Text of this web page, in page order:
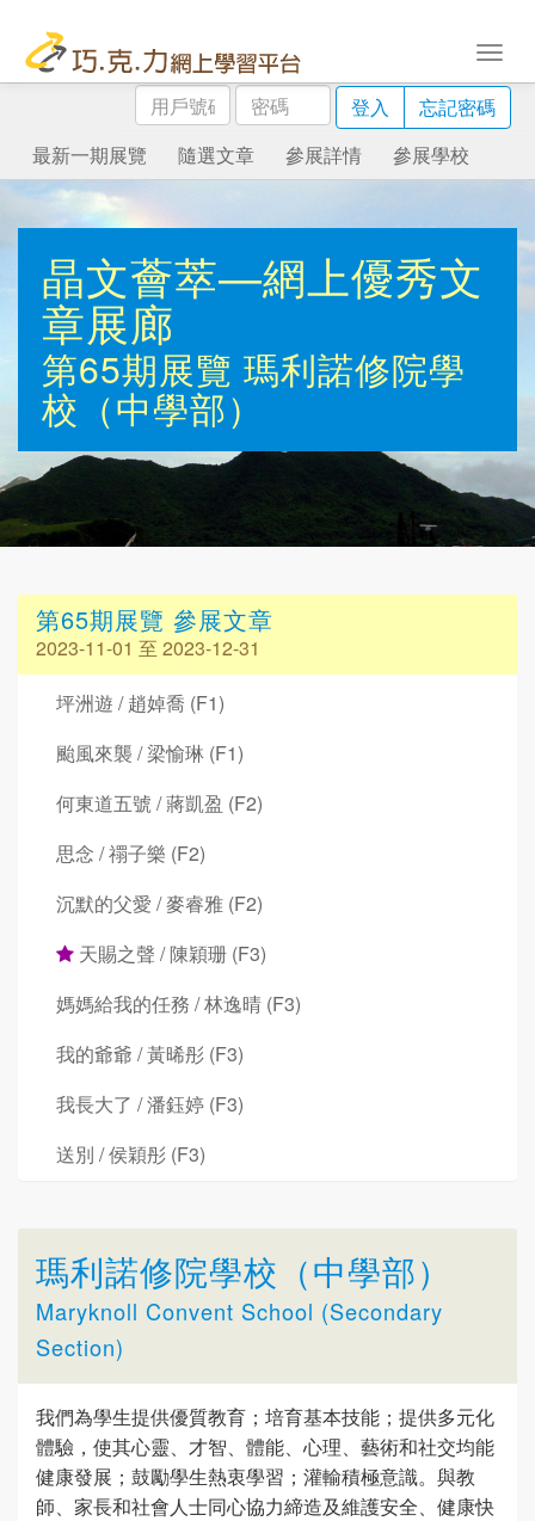
用
戶
號
碼
密
碼
登入
忘記密碼
最新一期展覽
隨選文章 參展詳情 參展學校
晶文薈萃—網上優秀文
章展廊
第65期展覽 瑪利諾修院學
校（中學部）
第65期展覽 參展文章
2023-11-01 至 2023-12-31
坪洲遊 / 趙婥喬 (F1)
颱風來襲 / 梁愉琳 (F1)
何東道五號 / 蔣凱盈 (F2)
思念 / 禤子樂 (F2)
沉默的父愛 / 麥睿雅 (F2)
天賜之聲 / 陳穎珊 (F3)
媽媽給我的任務 / 林逸晴 (F3)
我的爺爺 / 黃晞彤 (F3)
我長大了 / 潘鈺婷 (F3)
送別 / 侯穎彤 (F3)
瑪利諾修院學校（中學部）
Maryknoll Convent School (Secondary
Section)
我們為學生提供優質教育；培育基本技能；提供多元化
體驗，使其心靈、才智、體能、心理、藝術和社交均能
健康發展；鼓勵學生熱衷學習；灌輸積極意識。與教
師、家長和社會人士同心協力締造及維護安全、健康快